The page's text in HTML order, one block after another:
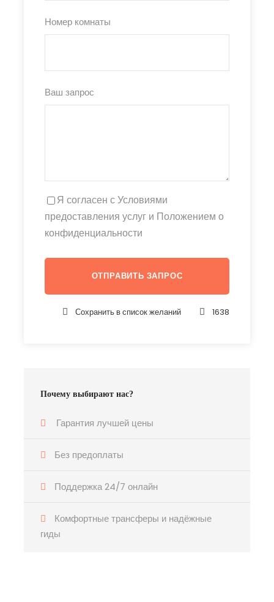
Номер комнаты
Ваш запрос
Я согласен с Условиями
предоставления услуг и Положением о
конфиденциальности
Сохранить в список желаний 1638
Почему выбирают нас?
Гарантия лучшей цены
Без предоплаты
Поддержка 24/7 онлайн
Комфортные трансферы и надёжные
гиды